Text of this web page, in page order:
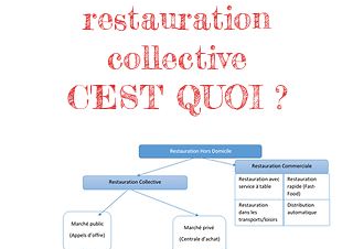
restauration
collective
C'EST QUOI ?